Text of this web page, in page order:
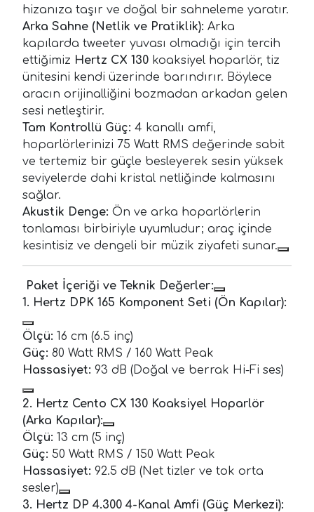
hizanıza taşır ve doğal bir sahneleme yaratır.
Arka Sahne (Netlik ve Pratiklik): Arka
kapılarda tweeter yuvası olmadığı için tercih
ettiğimiz Hertz CX 130 koaksiyel hoparlör, tiz
ünitesini kendi üzerinde barındırır. Böylece
aracın orijinalliğini bozmadan arkadan gelen
sesi netleştirir.
Tam Kontrollü Güç: 4 kanallı amfi,
hoparlörlerinizi 75 Watt RMS değerinde sabit
ve tertemiz bir güçle besleyerek sesin yüksek
seviyelerde dahi kristal netliğinde kalmasını
sağlar.
Akustik Denge: Ön ve arka hoparlörlerin
tonlaması birbiriyle uyumludur; araç içinde
kesintisiz ve dengeli bir müzik ziyafeti sunar.
Paket İçeriği ve Teknik Değerler:
1. Hertz DPK 165 Komponent Seti (Ön Kapılar):
Ölçü: 16 cm (6.5 inç)
Güç: 80 Watt RMS / 160 Watt Peak
Hassasiyet: 93 dB (Doğal ve berrak Hi-Fi ses)
2. Hertz Cento CX 130 Koaksiyel Hoparlör
(Arka Kapılar):
Ölçü: 13 cm (5 inç)
Güç: 50 Watt RMS / 150 Watt Peak
Hassasiyet: 92.5 dB (Net tizler ve tok orta
sesler)
3. Hertz DP 4.300 4-Kanal Amfi (Güç Merkezi):